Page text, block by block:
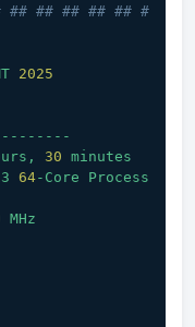
## ## ## ## ## #
2025
30 minutes
64-Core
Process
MHz